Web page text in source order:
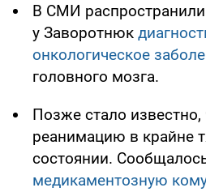
В СМИ
у Заворотнюк
онкологическое
головного мозга.
Позже стало известно,
реанимацию в крайне
состоянии.
медикаментозную